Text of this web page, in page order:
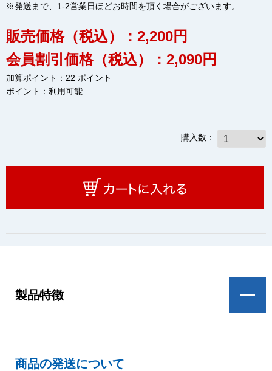
※発送まで、1-2営業日ほどお時間を頂く場合がございます。
販売価格（税込）：2,200円
会員割引価格（税込）：2,090円
加算ポイント：22 ポイント
ポイント： 利用可能
購入数：
製品特徴
商品の発送について